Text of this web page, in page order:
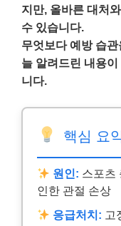
지만, 올바른 대처
수 있습니다.
무엇보다 예방 습
늘 알려드린 내용
니다.
핵심 요
원인: 스포츠
인한 관절 손상
응급처치: 고